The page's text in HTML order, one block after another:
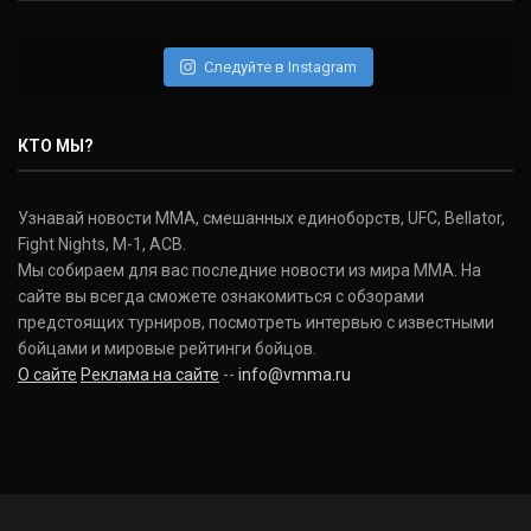
(22-2-0, 1)
Donald Cerrone
(36-15-0, 1)
Исраэль Адесанья
Israel Adesanya
(19-0-0, 0)
Следуйте в Instagram
КТО МЫ?
Узнавай новости ММА, смешанных единоборств, UFC, Bellator,
Fight Nights, M-1, ACB.
Мы собираем для вас последние новости из мира ММА. На
сайте вы всегда сможете ознакомиться с обзорами
предстоящих турниров, посмотреть интервью с известными
бойцами и мировые рейтинги бойцов.
О сайте Реклама на сайте -- info@vmma.ru